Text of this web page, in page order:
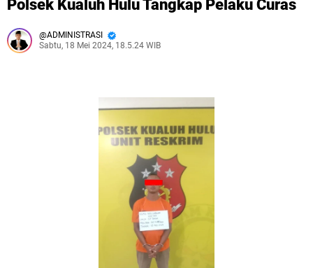
Polsek Kualuh Hulu Tangkap Pelaku Curas
ADMINISTRASI
Sabtu, 18 Mei 2024, 18.5.24 WIB